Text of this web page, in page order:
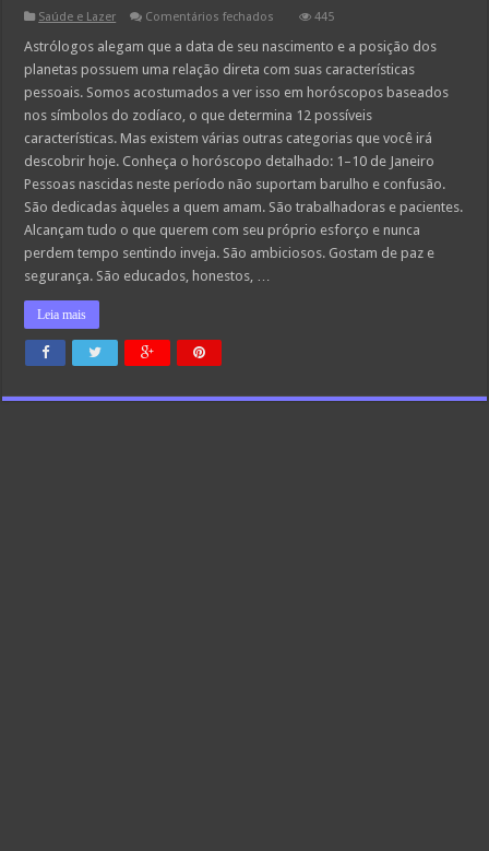
Saúde e Lazer Comentários fechados
mais
você
mesmo
escolhendo
a
em
que
445
Astrólogos alegam que a data de seu nascimento e a posição dos
planetas possuem uma relação direta com suas características
pessoais. Somos acostumados a ver isso em horóscopos baseados
nos símbolos do zodíaco, o que determina 12 possíveis
características. Mas existem várias outras categorias que você irá
descobrir hoje. Conheça o horóscopo detalhado: 1–10 de Janeiro
Pessoas nascidas neste período não suportam barulho e confusão.
São dedicadas àqueles a quem amam. São trabalhadoras e pacientes.
Alcançam tudo o que querem com seu próprio esforço e nunca
perdem tempo sentindo inveja. São ambiciosos. Gostam de paz e
segurança. São educados, honestos, …
Leia mais